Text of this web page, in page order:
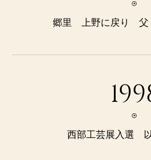
郷里 上野に戻り 父
西部工芸展入選